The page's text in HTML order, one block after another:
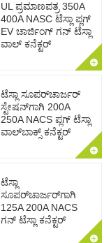
UL ಪ್ರಮಾಣಪತ್ರ 350A
400A NASC ಟೆಸ್ಲಾ ಪ್ಲಗ್
EV ಚಾರ್ಜಿಂಗ್ ಗನ್ ಟೆಸ್ಲಾ
ವಾಲ್ ಕನೆಕ್ಟರ್
ಟೆಸ್ಲಾ ಸೂಪರ್‌ಚಾರ್ಜರ್
ಸ್ಟೇಷನ್‌ಗಾಗಿ 200A
250A NACS ಪ್ಲಗ್ ಟೆಸ್ಲಾ
ವಾಲ್‌ಬಾಕ್ಸ್ ಕನೆಕ್ಟರ್
ಟೆಸ್ಲಾ
ಸೂಪರ್‌ಚಾರ್ಜರ್‌ಗಾಗಿ
125A 200A NACS
ಗನ್ ಟೆಸ್ಲಾ ಕನೆಕ್ಟರ್